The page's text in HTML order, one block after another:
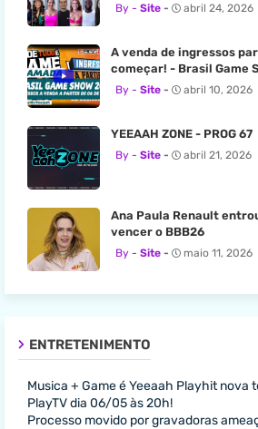
Site abril 24, 2026
A venda de ingressos
começar! - Brasil Game
Site abril 10, 2026
YEEAAH ZONE - PROG 67
Site abril 21, 2026
Ana Paula Renault
vencer o BBB26
Site maio 11, 2026
ENTRETENIMENTO
Musica + Game é Yeeaah Playhit nova
PlayTV dia 06/05 às 20h!
Processo movido por gravadoras